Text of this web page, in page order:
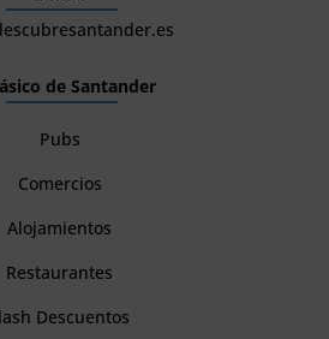
de Santander
Pubs
Comercios
Alojamientos
Restaurantes
Descuentos